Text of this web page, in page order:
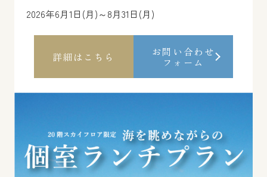
2026年6月1日(月)～8月31日(月)
詳細はこちら
お問い合わせ
フォーム